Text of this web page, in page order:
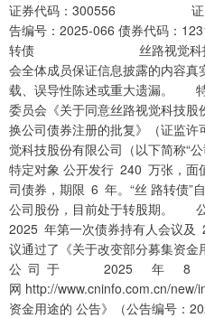
证券代码：300556
告编号：2025-066 债券代
转债 丝路视觉科技股
会全体成员保证信息披露的内容
载、误导性陈述或重大遗漏。
委员会《关于同意丝路视觉科技
换公司债券注册的批复》（证监
觉科技股份有限公司（以下简称
特定对象 公开发行 240 万张，
司债券，期限 6 年。“丝 路转债
公司股份，目前处于转股期。
2025 年第一次债券持有人会议及
议通过了《关于改变部分募集资
公 司 于 2025 年 8
网 http://www.cninfo.com.cn/
资金用途的 公告》（公告编号